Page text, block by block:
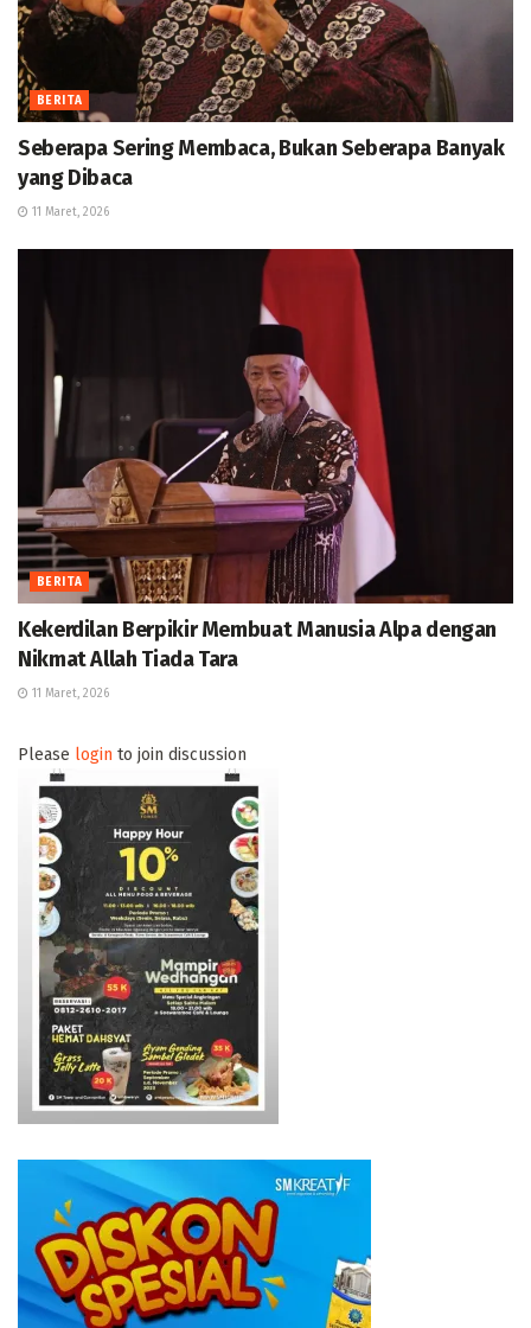
BERITA
Seberapa Sering Membaca, Bukan Seberapa Banyak
yang Dibaca
11 Maret, 2026
BERITA
Kekerdilan Berpikir Membuat Manusia Alpa dengan
Nikmat Allah Tiada Tara
11 Maret, 2026
Please login to join discussion